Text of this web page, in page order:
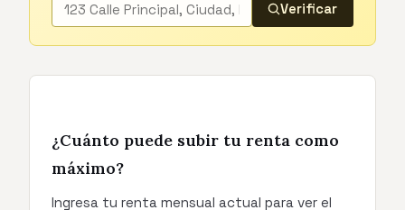
Verificar
¿Cuánto puede subir tu renta como
máximo?
Ingresa tu renta mensual actual para ver el